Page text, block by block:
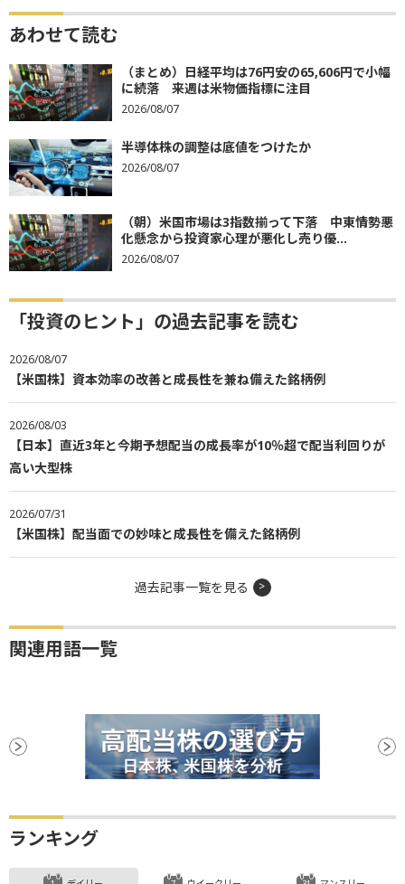
あわせて読む
（まとめ）日経平均は76円安の65,606円で小幅
に続落 来週は米物価指標に注目
2026/08/07
半導体株の調整は底値をつけたか
2026/08/07
（朝）米国市場は3指数揃って下落 中東情勢悪
化懸念から投資家心理が悪化し売り優...
2026/08/07
「投資のヒント」の過去記事を読む
2026/08/07
【米国株】資本効率の改善と成長性を兼ね備えた銘柄例
2026/08/03
【日本】直近3年と今期予想配当の成長率が10％超で配当利回りが
高い大型株
2026/07/31
【米国株】配当面での妙味と成長性を備えた銘柄例
過去記事一覧を見る
関連用語一覧
ランキング